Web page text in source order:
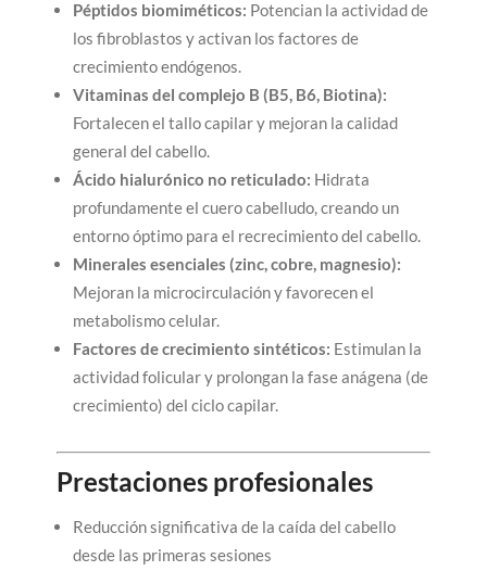
Péptidos biomiméticos: Potencian la actividad de
los fibroblastos y activan los factores de
crecimiento endógenos.
Vitaminas del complejo B (B5, B6, Biotina):
Fortalecen el tallo capilar y mejoran la calidad
general del cabello.
Ácido hialurónico no reticulado: Hidrata
profundamente el cuero cabelludo, creando un
entorno óptimo para el recrecimiento del cabello.
Minerales esenciales (zinc, cobre, magnesio):
Mejoran la microcirculación y favorecen el
metabolismo celular.
Factores de crecimiento sintéticos: Estimulan la
actividad folicular y prolongan la fase anágena (de
crecimiento) del ciclo capilar.
Prestaciones profesionales
Reducción significativa de la caída del cabello
desde las primeras sesiones